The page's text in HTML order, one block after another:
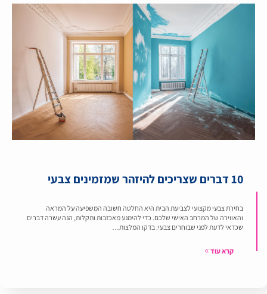
10 דברים שצריכים להיזהר שמזמינים צבעי
בחירת צבעי מקצועי לצביעת הבית היא החלטה חשובה המשפיעה על המראה
והאווירה של המרחב האישי שלכם. כדי להימנע מאכזבות ותקלות, הנה עשרה דברים
שכדאי לדעת לפני שבוחרים צבעי: בדקו המלצות…
קרא עוד